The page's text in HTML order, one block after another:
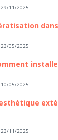
29/11/2025
23/05/2025
10/05/2025
23/11/2025